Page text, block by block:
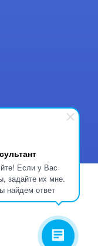
Если у Вас
задайте их мне.
найдем ответ
копировании
данных в